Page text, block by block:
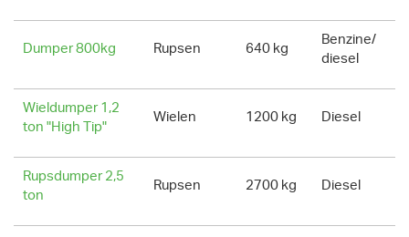
Dumper 800kg Rupsen 640 kg
Benzine/
diesel
Wieldumper 1,2
ton "High Tip"
Wielen 1200 kg Diesel
Rupsdumper 2,5
ton
Rupsen 2700 kg Diesel